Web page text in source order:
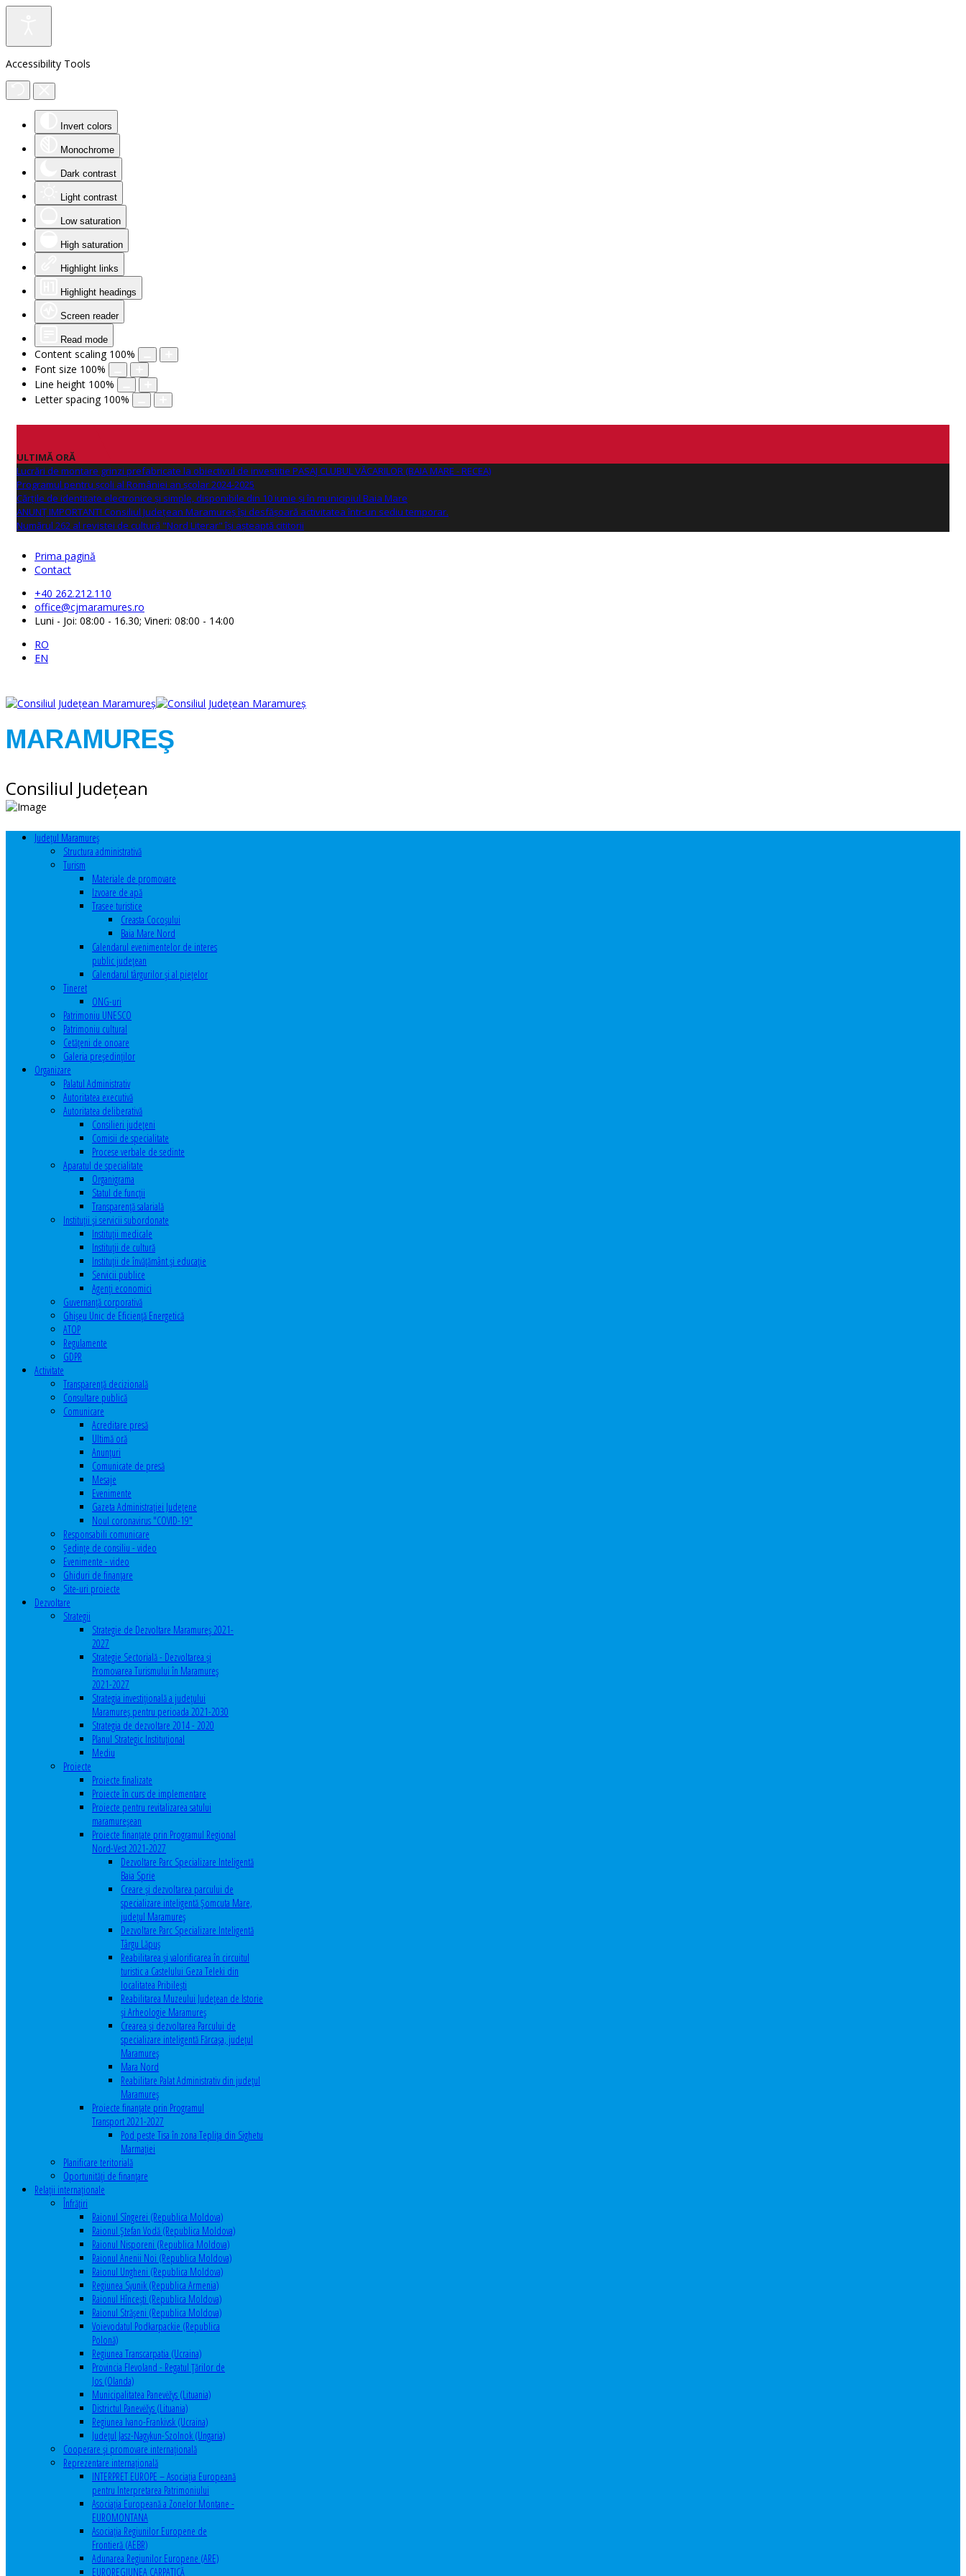
Accessibility Tools
Invert colors
Monochrome
Dark contrast
Light contrast
Low saturation
High saturation
Highlight links
Highlight headings
Screen reader
Read mode
Content scaling 100%
Font size 100%
Line height 100%
Letter spacing 100%
ULTIMĂ ORĂ
Lucrări de montare grinzi prefabricate la obiectivul de investitie PASAJ CLUBUL VĂCARILOR (BAIA MARE - RECEA)
Programul pentru școli al României an școlar 2024-2025
Cărțile de identitate electronice și simple, disponibile din 10 iunie și în municipiul Baia Mare
ANUNŢ IMPORTANT! Consiliul Județean Maramureș își desfășoară activitatea într-un sediu temporar.
Numărul 262 al revistei de cultură "Nord Literar" își așteaptă cititorii
Prima pagină
Contact
+40 262.212.110
office@cjmaramures.ro
Luni - Joi: 08:00 - 16.30; Vineri: 08:00 - 14:00
RO
EN
MARAMUREŞ
Consiliul Judeţean
Judeţul Maramureş
Structura administrativă
Turism
Materiale de promovare
Izvoare de apă
Trasee turistice
Creasta Cocoșului
Baia Mare Nord
Calendarul evenimentelor de interes
public judeţean
Calendarul târgurilor şi al pieţelor
Tineret
ONG-uri
Patrimoniu UNESCO
Patrimoniu cultural
Cetăţeni de onoare
Galeria președinților
Organizare
Palatul Administrativ
Autoritatea executivă
Autoritatea deliberativă
Consilieri judeţeni
Comisii de specialitate
Procese verbale de sedinte
Aparatul de specialitate
Organigrama
Statul de funcții
Transparență salarială
Instituţii şi servicii subordonate
Instituţii medicale
Instituţii de cultură
Instituţii de învăţământ şi educaţie
Servicii publice
Agenţi economici
Guvernanță corporativă
Ghişeu Unic de Eficienţă Energetică
ATOP
Regulamente
GDPR
Activitate
Transparenţă decizională
Consultare publică
Comunicare
Acreditare presă
Ultimă oră
Anunţuri
Comunicate de presă
Mesaje
Evenimente
Gazeta Administraţiei Judeţene
Noul coronavirus "COVID-19"
Responsabili comunicare
Şedinţe de consiliu - video
Evenimente - video
Ghiduri de finanţare
Site-uri proiecte
Dezvoltare
Strategii
Strategie de Dezvoltare Maramureș 2021-
2027
Strategie Sectorială - Dezvoltarea și
Promovarea Turismului în Maramureș
2021-2027
Strategia investiţională a județului
Maramureș pentru perioada 2021-2030
Strategia de dezvoltare 2014 - 2020
Planul Strategic Instituţional
Mediu
Proiecte
Proiecte finalizate
Proiecte în curs de implementare
Proiecte pentru revitalizarea satului
maramureşean
Proiecte finanțate prin Programul Regional
Nord-Vest 2021-2027
Dezvoltare Parc Specializare Inteligentă
Baia Sprie
Creare și dezvoltarea parcului de
specializare inteligentă Șomcuta Mare,
județul Maramureș
Dezvoltare Parc Specializare Inteligentă
Târgu Lăpuș
Reabilitarea și valorificarea în circuitul
turistic a Castelului Geza Teleki din
localitatea Pribilești
Reabilitarea Muzeului Județean de Istorie
și Arheologie Maramureș
Crearea și dezvoltarea Parcului de
specializare inteligentă Fărcașa, județul
Maramureș
Mara Nord
Reabilitare Palat Administrativ din județul
Maramureș
Proiecte finanțate prin Programul
Transport 2021-2027
Pod peste Tisa în zona Teplița din Sighetu
Marmației
Planificare teritorială
Oportunităţi de finanţare
Relaţii internaţionale
Înfrăţiri
Raionul Sîngerei (Republica Moldova)
Raionul Ștefan Vodă (Republica Moldova)
Raionul Nisporeni (Republica Moldova)
Raionul Anenii Noi (Republica Moldova)
Raionul Ungheni (Republica Moldova)
Regiunea Syunik (Republica Armenia)
Raionul Hîncești (Republica Moldova)
Raionul Străşeni (Republica Moldova)
Voievodatul Podkarpackie (Republica
Polonă)
Regiunea Transcarpatia (Ucraina)
Provincia Flevoland - Regatul Ţărilor de
Jos (Olanda)
Municipalitatea Panevėžys (Lituania)
Districtul Panevėžys (Lituania)
Regiunea Ivano-Frankivsk (Ucraina)
Judeţul Jasz-Nagykun-Szolnok (Ungaria)
Cooperare şi promovare internaţională
Reprezentare internaţională
INTERPRET EUROPE – Asociația Europeană
pentru Interpretarea Patrimoniului
Asociația Europeană a Zonelor Montane -
EUROMONTANA
Asociația Regiunilor Europene de
Frontieră (AEBR)
Adunarea Regiunilor Europene (ARE)
EUROREGIUNEA CARPATICĂ